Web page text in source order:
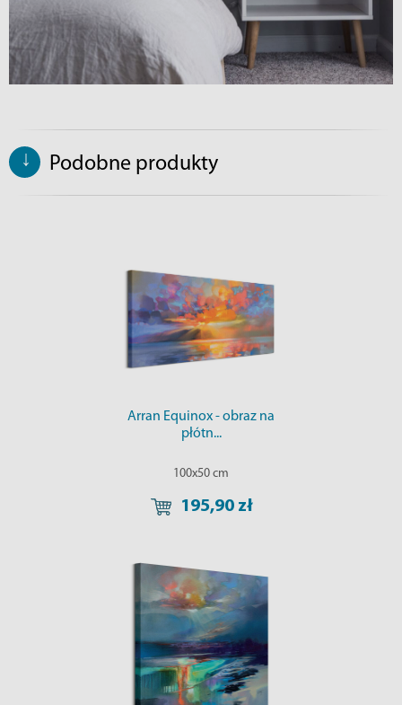
↓ Podobne produkty
Arran Equinox - obraz na
płótn...
100x50 cm
195,90 zł